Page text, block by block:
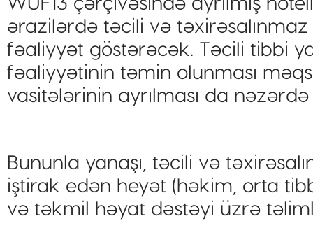
ərazilərdə təcili və
fəaliyyət göstərəcək. Təcili tibbi
fəaliyyətinin təmin olunması
vasitələrinin ayrılması da
Bununla yanaşı, təcili və
iştirak edən heyət (həkim, orta
və təkmil həyat dəstəyi üzrə